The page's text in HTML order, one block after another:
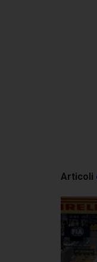
Articoli